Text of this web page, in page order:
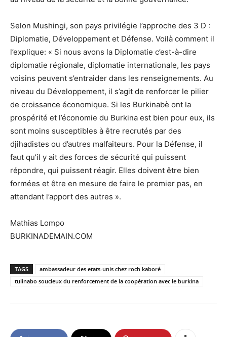
Selon Mushingi, son pays privilégie l’approche des 3 D :
Diplomatie, Développement et Défense. Voilà comment il
l’explique: « Si nous avons la Diplomatie c’est-à-dire
diplomatie régionale, diplomatie internationale, les pays
voisins peuvent s’entraider dans les renseignements. Au
niveau du Développement, il s’agit de renforcer le pilier
de croissance économique. Si les Burkinabè ont la
prospérité et l’économie du Burkina est bien pour eux, ils
sont moins susceptibles à être recrutés par des
djihadistes ou d’autres malfaiteurs. Pour la Défense, il
faut qu’il y ait des forces de sécurité qui puissent
répondre, qui puissent réagir. Elles doivent être bien
formées et être en mesure de faire le premier pas, en
attendant l’apport des autres ».
Mathias Lompo
BURKINADEMAIN.COM
TAGS
ambassadeur des etats-unis chez roch kaboré
tulinabo soucieux du renforcement de la coopération avec le burkina